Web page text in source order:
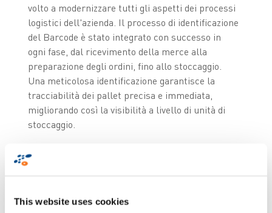
This website uses cookies
volto a modernizzare tutti gli aspetti dei processi
logistici dell'azienda. Il processo di identificazione
del Barcode è stato integrato con successo in
ogni fase, dal ricevimento della merce alla
preparazione degli ordini, fino allo stoccaggio.
Una meticolosa identificazione garantisce la
tracciabilità dei pallet precisa e immediata,
migliorando così la visibilità a livello di unità di
stoccaggio.
Soluzione di visione
l'acquisizione di